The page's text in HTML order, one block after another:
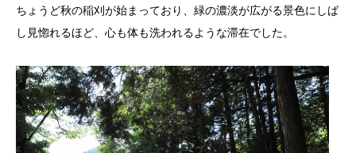
ちょうど秋の稲刈が始まっており、緑の濃淡が広がる景色にしば
し見惚れるほど、心も体も洗われるような滞在でした。